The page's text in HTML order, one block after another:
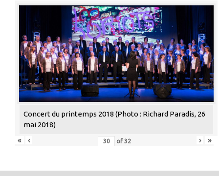
Concert du printemps 2018 (Photo : Richard Paradis, 26
mai 2018)
«
‹ of 32 › »